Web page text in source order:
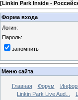
[Linkin Park Inside -
Форма входа
Логин:
Пароль:
запомнить
Меню сайта
Главная Форум
Linkin Park Live Aud...